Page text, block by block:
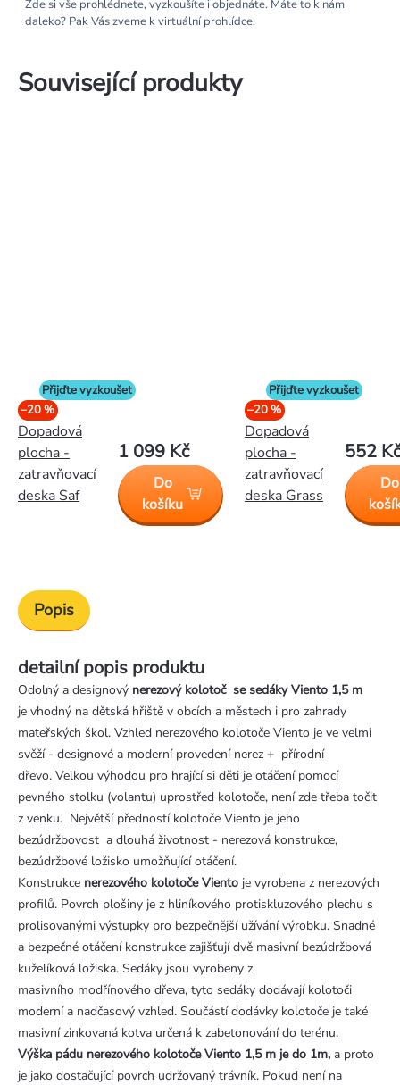
Zde si vše prohlédnete, vyzkoušíte i objednáte. Máte to k nám
daleko? Pak Vás zveme k virtuální prohlídce.
Související produkty
Přijďte vyzkoušet
–20 %
Dopadová
plocha -
zatravňovací
deska Saf
1 099 Kč
Do
košíku
Přijďte vyzkoušet
–20 %
Dopadová
plocha -
zatravňovací
deska Grass
552 Kč
Do
Popis
detailní popis produktu
Odolný a designový nerezový kolotoč se sedáky Viento 1,5 m
je vhodný na dětská hřiště v obcích a městech i pro zahrady
mateřských škol. Vzhled nerezového kolotoče Viento je ve velmi
svěží - designové a moderní provedení nerez + přírodní
dřevo. Velkou výhodou pro hrající si děti je otáčení pomocí
pevného stolku (volantu) uprostřed kolotoče, není zde třeba točit
z venku. Největší předností kolotoče Viento je jeho
bezúdržbovost a dlouhá životnost - nerezová konstrukce,
bezúdržbové ložisko umožňující otáčení.
Konstrukce nerezového kolotoče Viento je vyrobena z nerezových
profilů. Povrch plošiny je z hliníkového protiskluzového plechu s
prolisovanými výstupky pro bezpečnější užívání výrobku. Snadné
a bezpečné otáčení konstrukce zajišťují dvě masivní bezúdržbová
kuželíková ložiska. Sedáky jsou vyrobeny z
masivního modřínového dřeva, tyto sedáky dodávají kolotoči
moderní a nadčasový vzhled. Součástí dodávky kolotoče je také
masivní zinkovaná kotva určená k zabetonování do terénu.
Výška pádu nerezového kolotoče Viento 1,5 m je do 1m, a proto
je jako dostačující povrch udržovaný trávník. Pokud není na